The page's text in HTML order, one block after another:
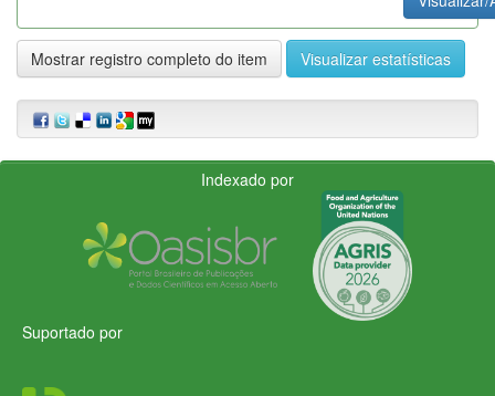
Mostrar registro completo do item Visualizar estatísticas
Indexado por
Suportado por